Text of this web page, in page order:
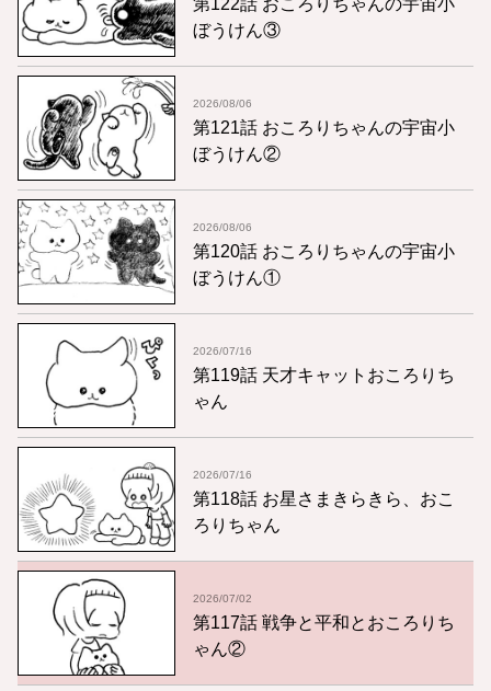
第122話 おころりちゃんの宇宙小
ぼうけん③
2026/08/06
第121話 おころりちゃんの宇宙小
ぼうけん②
2026/08/06
第120話 おころりちゃんの宇宙小
ぼうけん①
2026/07/16
第119話 天才キャットおころりち
ゃん
2026/07/16
第118話 お星さまきらきら、おこ
ろりちゃん
2026/07/02
第117話 戦争と平和とおころりち
ゃん②